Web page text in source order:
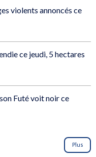
violents annoncés ce
ce jeudi, 5 hectares
Futé voit noir ce
Plus